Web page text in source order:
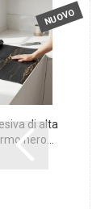
NUOVO
di alta
nero...